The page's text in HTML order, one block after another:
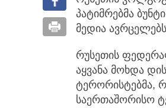
პატიმრებმა
მედია
რუსეთის
აყვანა მოხდა
ტერორისტებმა,
საერთაშორისო